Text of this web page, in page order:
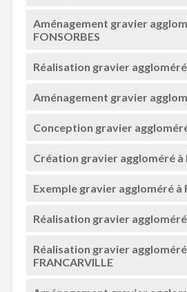
Aménagement gravier
FONSORBES
Réalisation gravier aggloméré
Aménagement gravier
Conception gravier
Création gravier aggloméré à
Exemple gravier aggloméré à
Réalisation gravier aggloméré
Réalisation gravier
FRANCARVILLE